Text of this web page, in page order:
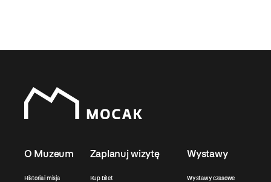
O Muzeum
Historia i misja
Zaplanuj wizytę
Kup bilet
Wystawy
Wystawy czasowe